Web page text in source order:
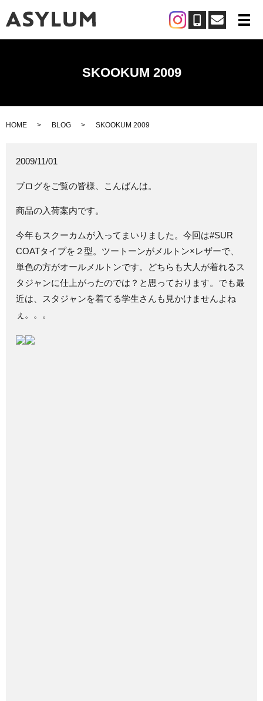
メ
SKOOKUM 2009
HOME BLOG SKOOKUM 2009
2009/11/01
ブログをご覧の皆様、こんばんは。
商品の入荷案内です。
今年もスクーカムが入ってまいりました。今回は#SUR
COATタイプを２型。ツートーンがメルトン×レザーで、
単色の方がオールメルトンです。どちらも大人が着れるス
タジャンに仕上がったのでは？と思っております。でも最
近は、スタジャンを着てる学生さんも見かけませんよね
ぇ。。。